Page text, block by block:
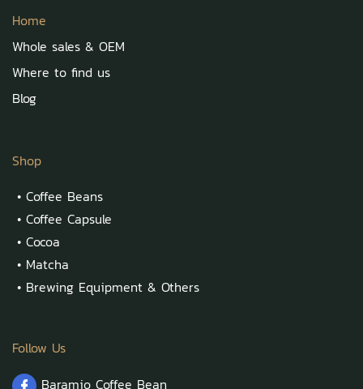
Home
Whole sales & OEM
Where to find us
Blog
Shop
• Coffee Beans
• Coffee Capsule
• Cocoa
• Matcha
• Brewing Equipment & Others
Follow Us
Baramio Coffee Bean